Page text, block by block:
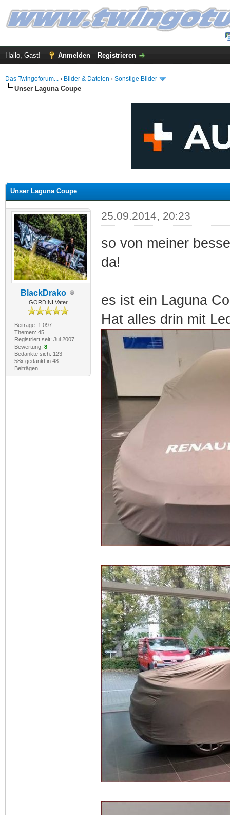
Hallo, Gast! Anmelden Registrieren
Das Twingoforum... › Bilder & Dateien › Sonstige Bilder
Unser Laguna Coupe
Unser Laguna Coupe
BlackDrako
GORDINI Vater
Beiträge: 1.097
Themen: 45
Registriert seit: Jul 2007
Bewertung: 8
Bedankte sich: 123
58x gedankt in 48
Beiträgen
25.09.2014, 20:23
so von meiner
da!
es ist ein Laguna
Hat alles drin mit